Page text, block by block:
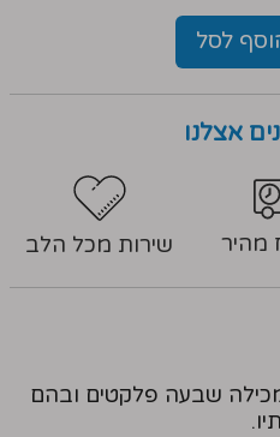
לסל
אצלנו
מהיר שירות מכל הלב
שבעה פלקטים ובהם